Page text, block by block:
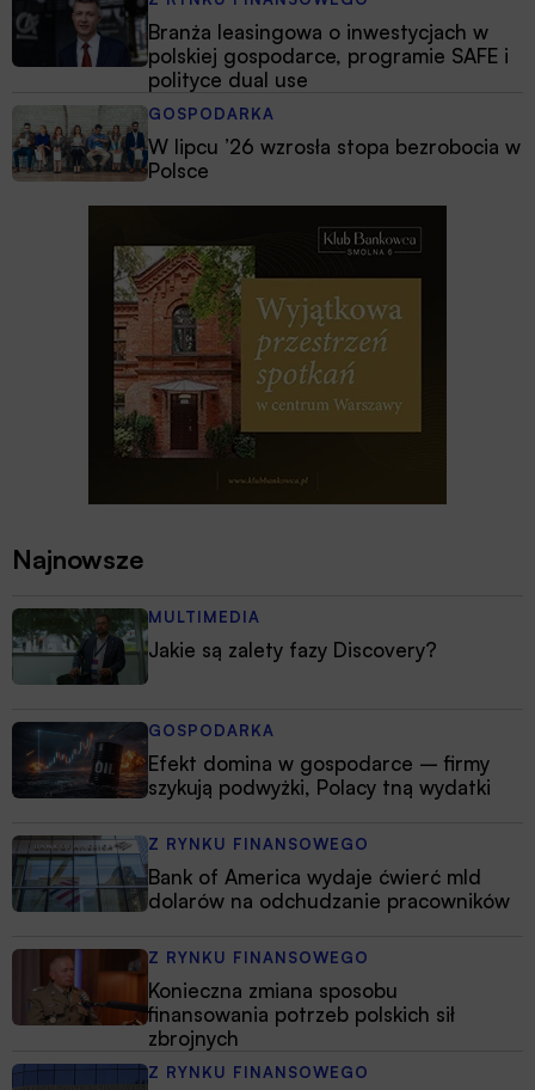
Branża leasingowa o inwestycjach w
polskiej gospodarce, programie SAFE i
polityce dual use
GOSPODARKA
W lipcu ’26 wzrosła stopa bezrobocia w
Polsce
Najnowsze
MULTIMEDIA
Jakie są zalety fazy Discovery?
GOSPODARKA
Efekt domina w gospodarce – firmy
szykują podwyżki, Polacy tną wydatki
Z RYNKU FINANSOWEGO
Bank of America wydaje ćwierć mld
dolarów na odchudzanie pracowników
Z RYNKU FINANSOWEGO
Konieczna zmiana sposobu
finansowania potrzeb polskich sił
zbrojnych
Z RYNKU FINANSOWEGO